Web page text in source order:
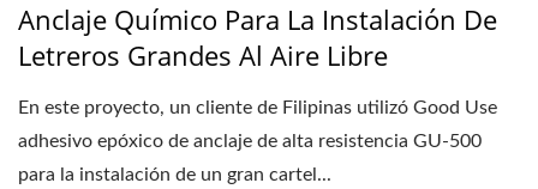
Anclaje Químico Para La Instalación De
Letreros Grandes Al Aire Libre
En este proyecto, un cliente de Filipinas utilizó Good Use
adhesivo epóxico de anclaje de alta resistencia GU-500
para la instalación de un gran cartel...